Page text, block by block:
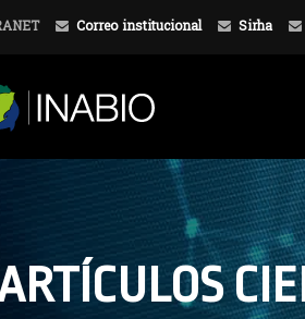
Correo institucional Sirha